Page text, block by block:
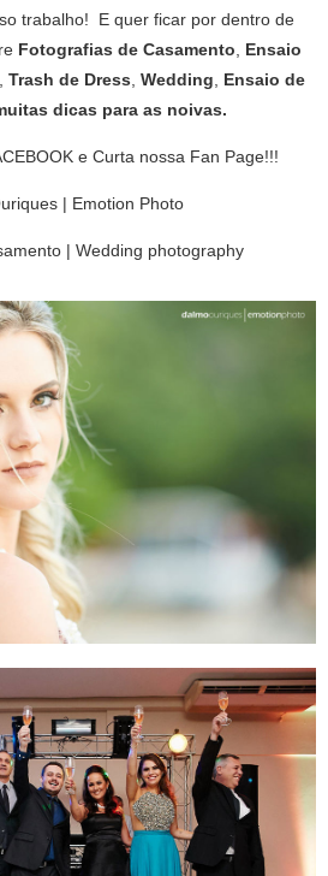
trabalho! E quer ficar por dentro de
Fotografias de Casamento
Ensaio
Trash de Dress Wedding
Ensaio de
dicas para as noivas.
e Curta nossa Fan Page!!!
| Emotion Photo
| Wedding photography